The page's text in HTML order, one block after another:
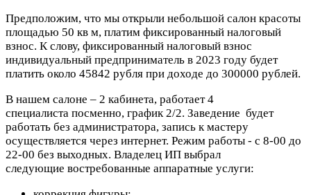
Предположим, что мы открыли небольшой салон красоты
площадью 50 кв м, платим фиксированный налоговый
взнос. К слову, фиксированный налоговый взнос
индивидуальный предприниматель в 2023 году будет
платить около 45842 рубля при доходе до 300000 рублей.
В нашем салоне – 2 кабинета, работает 4
специалиста посменно, график 2/2. Заведение будет
работать без администратора, запись к мастеру
осуществляется через интернет. Режим работы - с 8-00 до
22-00 без выходных. Владелец ИП выбрал
следующие востребованные аппаратные услуги: